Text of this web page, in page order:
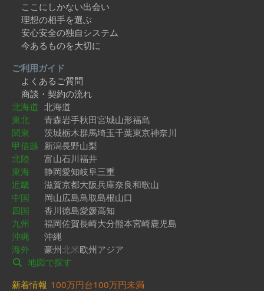
ここにしかない出会い
理想の相手を選ぶ
安心安全の独自システム
今あるものを大切に
ご利用ガイド
よくあるご質問
商談・契約の流れ
北海道 北海道
東北
青森岩手秋田宮城山形福島
関東
茨城栃木群馬埼玉千葉東京神奈川
甲信越 新潟長野山梨
北陸
富山石川福井
東海
静岡愛知岐阜三重
近畿
滋賀京都大阪兵庫奈良和歌山
中国
岡山広島鳥取島根山口
四国
香川徳島愛媛高知
九州
福岡佐賀長崎大分熊本宮崎鹿児島
沖縄
沖縄
海外
豪州北米欧州アジア
地図で探す
新着情報 100万円台100万円未満